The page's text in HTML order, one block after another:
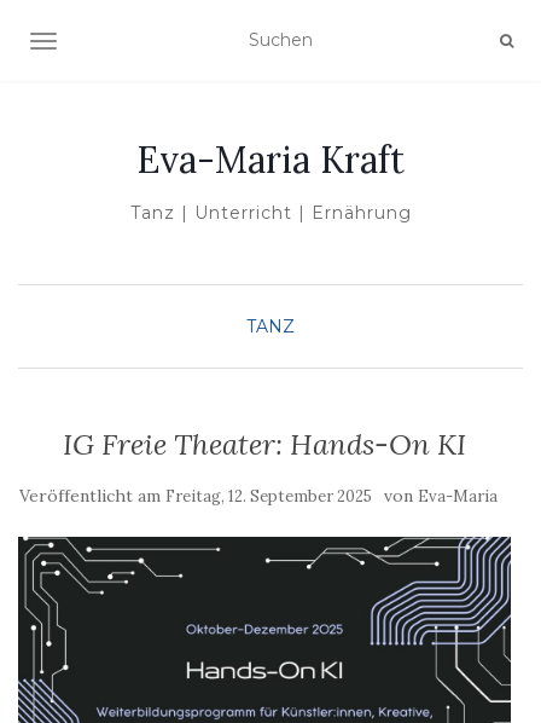
NAVIGATION UMSCHALTEN
Eva-Maria Kraft
Tanz | Unterricht | Ernährung
TANZ
IG Freie Theater: Hands-On KI
Veröffentlicht am Freitag, 12. September 2025 von Eva-Maria